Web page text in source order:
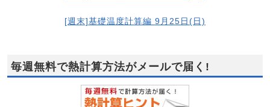
[週末]基礎温度計算編 9月25日(日)
毎週無料で熱計算方法がメールで届く!